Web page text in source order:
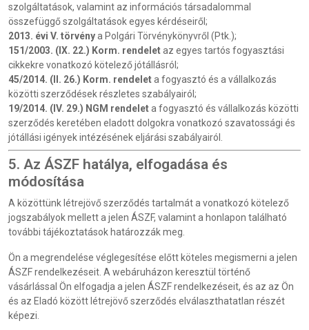
szolgáltatások, valamint az információs társadalommal
összefüggő szolgáltatások egyes kérdéseiről;
2013. évi V. törvénya Polgári Törvénykönyvről (Ptk.);
151/2003. (IX. 22.) Korm. rendeletaz egyes tartós fogyasztási
cikkekre vonatkozó kötelező jótállásról;
45/2014. (II. 26.) Korm. rendeleta fogyasztó és a vállalkozás
közötti szerződések részletes szabályairól;
19/2014. (IV. 29.) NGM rendeleta fogyasztó és vállalkozás közötti
szerződés keretében eladott dolgokra vonatkozó szavatossági és
jótállási igények intézésének eljárási szabályairól.
5. Az ÁSZF hatálya, elfogadása és
módosítása
A közöttünk létrejövő szerződés tartalmát a vonatkozó kötelező
jogszabályok mellett a jelen ÁSZF, valamint a honlapon található
további tájékoztatások határozzák meg.
Ön a megrendelése véglegesítése előtt köteles megismerni a jelen
ÁSZF rendelkezéseit. A webáruházon keresztül történő
vásárlással Ön elfogadja a jelen ÁSZF rendelkezéseit, és az az Ön
és az Eladó között létrejövő szerződés elválaszthatatlan részét
képezi.